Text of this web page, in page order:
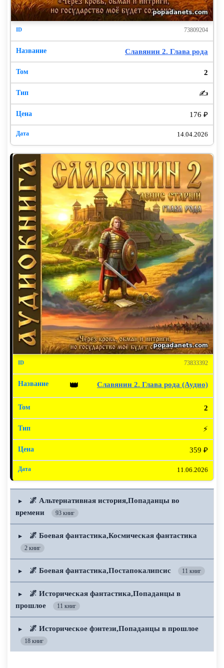
73809204
Славянин 2. Глава рода
2
✍️
176 ₽
14.04.2026
73833392
👑 Славянин 2. Глава рода (Аудио)
2
⚡
359 ₽
11.06.2026
▶
🌌 Альтернативная история,Попаданцы во
времени
93 книг
▶ 🌌 Боевая фантастика,Космическая фантастика
2 книг
▶ 🌌 Боевая фантастика,Постапокалипсис 11 книг
▶
🌌 Историческая фантастика,Попаданцы в
прошлое
11 книг
▶ 🌌 Историческое фэнтези,Попаданцы в прошлое
18 книг